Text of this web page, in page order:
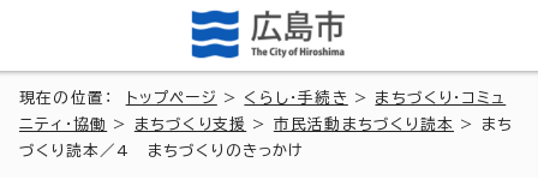
現在の位置： トップページ > くらし・手続き > まちづくり・コミュ
ニティ・協働
> まちづくり支援 > 市民活動まちづくり読本
> まち
づくり読本／4 まちづくりのきっかけ